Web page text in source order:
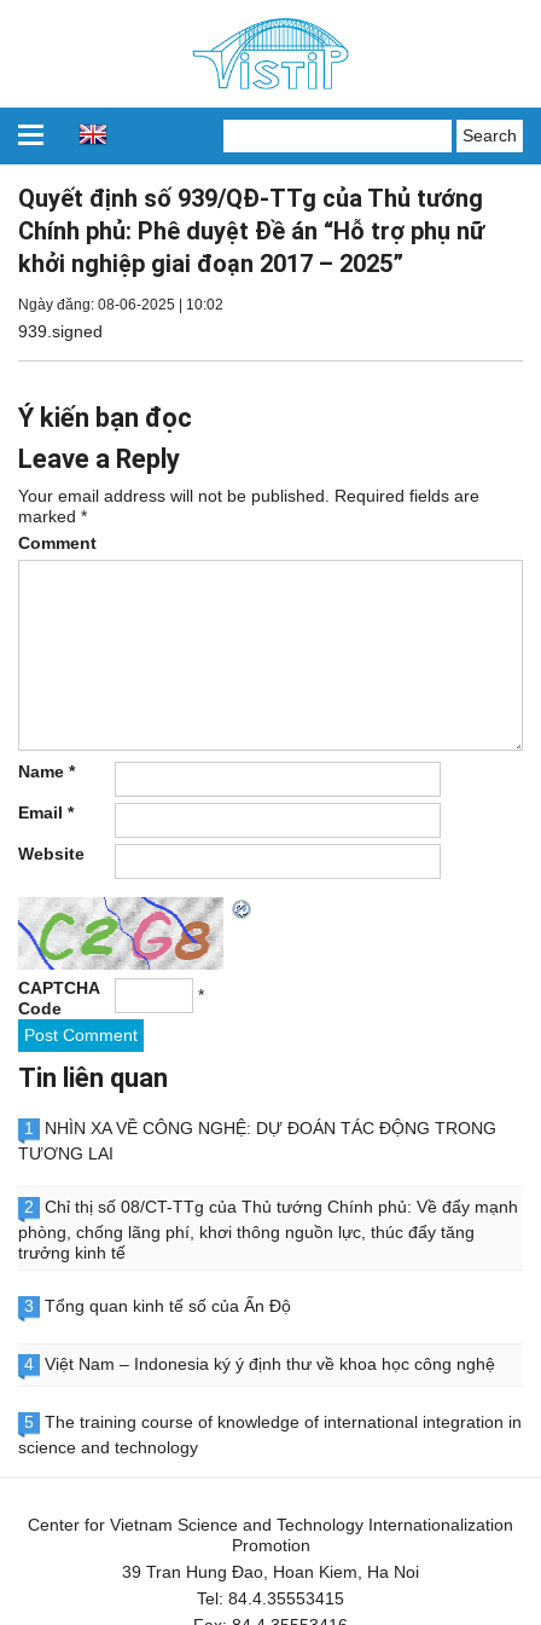
Quyết định số 939/QĐ-TTg của Thủ tướng
Chính phủ: Phê duyệt Đề án “Hỗ trợ phụ nữ
khởi nghiệp giai đoạn 2017 – 2025”
Ngày đăng: 08-06-2025 | 10:02
939.signed
Ý kiến bạn đọc
Leave a Reply
Your email address will not be published. Required fields are
marked *
Comment
Name *
Email *
Website
CAPTCHA
Code
*
Tin liên quan
1
NHÌN XA VỀ CÔNG NGHỆ: DỰ ĐOÁN TÁC ĐỘNG TRONG
TƯƠNG LAI
2
Chỉ thị số 08/CT-TTg của Thủ tướng Chính phủ: Về đẩy mạnh
phòng, chống lãng phí, khơi thông nguồn lực, thúc đẩy tăng
trưởng kinh tế
3 Tổng quan kinh tế số của Ấn Độ
4 Việt Nam – Indonesia ký ý định thư về khoa học công nghệ
5 The training course of knowledge of international integration in
science and technology
Center for Vietnam Science and Technology Internationalization
Promotion
39 Tran Hung Đao, Hoan Kiem, Ha Noi
Tel: 84.4.35553415